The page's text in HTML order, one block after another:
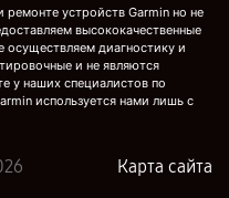
устройств Garmin но не
высококачественные
осуществляем диагностику и
и не являются
у наших специалистов по
используется нами лишь с
Карта сайта